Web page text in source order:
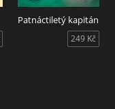
Patnáctiletý kapitán
249 Kč